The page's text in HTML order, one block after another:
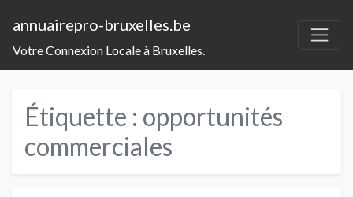
annuairepro-bruxelles.be
Votre Connexion Locale à Bruxelles.
Étiquette : opportunités
commerciales